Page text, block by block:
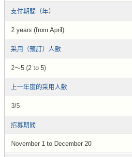
支付期間（年）
2 years (from April)
采用（預訂）人數
2～5 (2 to 5)
上一年度的采用人數
3/5
招募期間
November 1 to December 20